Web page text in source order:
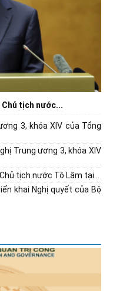
tịch nước...
3, khóa XIV của Tổng
Trung ương 3, khóa XIV
tịch nước Tô Lâm tại...
khai Nghị quyết của Bộ